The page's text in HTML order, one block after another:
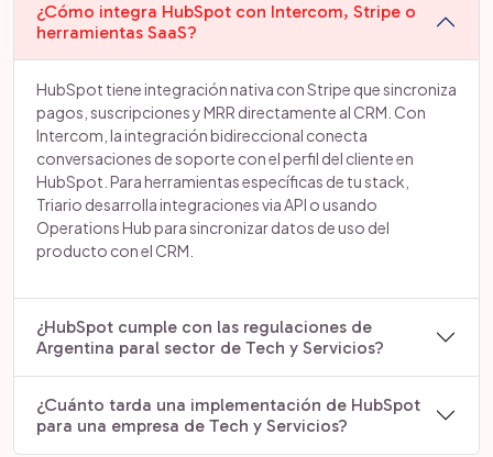
¿Cómo integra HubSpot con Intercom, Stripe o
herramientas SaaS?
HubSpot tiene integración nativa con Stripe que sincroniza
pagos, suscripciones y MRR directamente al CRM. Con
Intercom, la integración bidireccional conecta
conversaciones de soporte con el perfil del cliente en
HubSpot. Para herramientas específicas de tu stack,
Triario desarrolla integraciones via API o usando
Operations Hub para sincronizar datos de uso del
producto con el CRM.
¿HubSpot cumple con las regulaciones de
Argentina paral sector de Tech y Servicios?
¿Cuánto tarda una implementación de HubSpot
para una empresa de Tech y Servicios?